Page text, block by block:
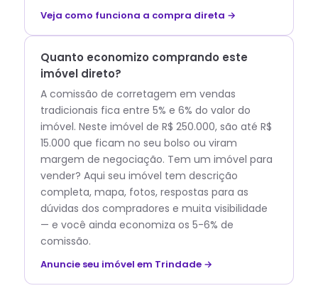
Veja como funciona a compra direta →
Quanto economizo comprando este
imóvel direto?
A comissão de corretagem em vendas
tradicionais fica entre 5% e 6% do valor do
imóvel. Neste imóvel de R$ 250.000, são até R$
15.000 que ficam no seu bolso ou viram
margem de negociação. Tem um imóvel para
vender? Aqui seu imóvel tem descrição
completa, mapa, fotos, respostas para as
dúvidas dos compradores e muita visibilidade
— e você ainda economiza os 5-6% de
comissão.
Anuncie seu imóvel em Trindade →